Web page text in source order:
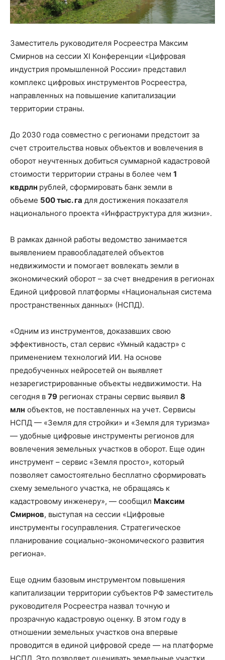
Заместитель руководителя Росреестра Максим
Смирнов на сессии XI Конференции «Цифровая
индустрия промышленной России» представил
комплекс цифровых инструментов Росреестра,
направленных на повышение капитализации
территории страны.
До 2030 года совместно с регионами предстоит за
счет строительства новых объектов и вовлечения в
оборот неучтенных добиться суммарной кадастровой
стоимости территории страны в более чем 1
квдрлн рублей, сформировать банк земли в
объеме 500 тыс. га для достижения показателя
национального проекта «Инфраструктура для жизни».
В рамках данной работы ведомство занимается
выявлением правообладателей объектов
недвижимости и помогает вовлекать земли в
экономический оборот – за счет внедрения в регионах
Единой цифровой платформы «Национальная система
пространственных данных» (НСПД).
«Одним из инструментов, доказавших свою
эффективность, стал сервис «Умный кадастр» с
применением технологий ИИ. На основе
предобученных нейросетей он выявляет
незарегистрированные объекты недвижимости. На
сегодня в 79 регионах страны сервис выявил 8
млн объектов, не поставленных на учет. Сервисы
НСПД — «Земля для стройки» и «Земля для туризма»
— удобные цифровые инструменты регионов для
вовлечения земельных участков в оборот. Еще один
инструмент – сервис «Земля просто», который
позволяет самостоятельно бесплатно сформировать
схему земельного участка, не обращаясь к
кадастровому инженеру», — сообщил Максим
Смирнов, выступая на сессии «Цифровые
инструменты госуправления. Стратегическое
планирование социально-экономического развития
региона».
Еще одним базовым инструментом повышения
капитализации территории субъектов РФ заместитель
руководителя Росреестра назвал точную и
прозрачную кадастровую оценку. В этом году в
отношении земельных участков она впервые
проводится в единой цифровой среде — на платформе